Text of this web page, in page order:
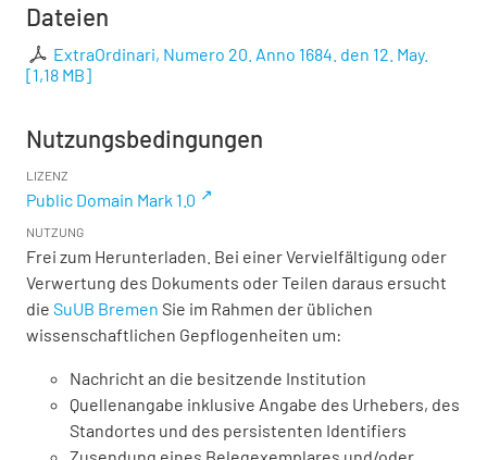
Dateien
ExtraOrdinari, Numero 20. Anno 1684. den 12. May.
[1,18 MB]
Nutzungsbedingungen
LIZENZ
Public Domain Mark 1.0
NUTZUNG
Frei zum Herunterladen. Bei einer Vervielfältigung oder
Verwertung des Dokuments oder Teilen daraus ersucht
die SuUB Bremen Sie im Rahmen der üblichen
wissenschaftlichen Gepflogenheiten um:
Nachricht an die besitzende Institution
Quellenangabe inklusive Angabe des Urhebers, des
Standortes und des persistenten Identifiers